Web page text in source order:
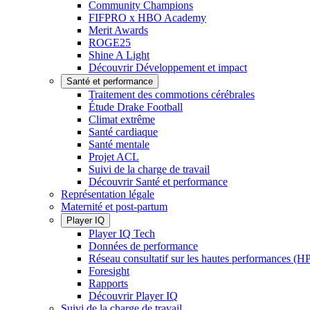
Community Champions
FIFPRO x HBO Academy
Merit Awards
ROGE25
Shine A Light
Découvrir Développement et impact
Santé et performance
Traitement des commotions cérébrales
Étude Drake Football
Climat extrême
Santé cardiaque
Santé mentale
Projet ACL
Suivi de la charge de travail
Découvrir Santé et performance
Représentation légale
Maternité et post-partum
Player IQ
Player IQ Tech
Données de performance
Réseau consultatif sur les hautes performances
Foresight
Rapports
Découvrir Player IQ